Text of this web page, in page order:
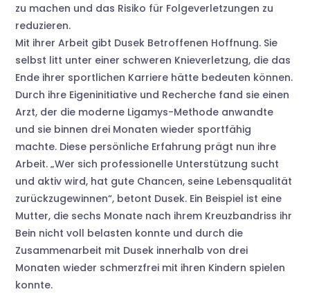
zu machen und das Risiko für Folgeverletzungen zu
reduzieren.
Mit ihrer Arbeit gibt Dusek Betroffenen Hoffnung. Sie
selbst litt unter einer schweren Knieverletzung, die das
Ende ihrer sportlichen Karriere hätte bedeuten können.
Durch ihre Eigeninitiative und Recherche fand sie einen
Arzt, der die moderne Ligamys-Methode anwandte
und sie binnen drei Monaten wieder sportfähig
machte. Diese persönliche Erfahrung prägt nun ihre
Arbeit. „Wer sich professionelle Unterstützung sucht
und aktiv wird, hat gute Chancen, seine Lebensqualität
zurückzugewinnen“, betont Dusek. Ein Beispiel ist eine
Mutter, die sechs Monate nach ihrem Kreuzbandriss ihr
Bein nicht voll belasten konnte und durch die
Zusammenarbeit mit Dusek innerhalb von drei
Monaten wieder schmerzfrei mit ihren Kindern spielen
konnte.